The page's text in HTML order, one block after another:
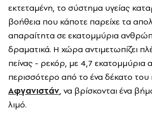
εκτεταμένη, το σύστημα υγείας
βοήθεια που κάποτε παρείχε τα
απαραίτητα σε εκατομμύρια
δραματικά. Η χώρα αντιμετωπίζει
πείνας - ρεκόρ, με 4,7
περισσότερο από το ένα δέκατο
Αφγανιστάν, να βρίσκονται ένα
λιμό.